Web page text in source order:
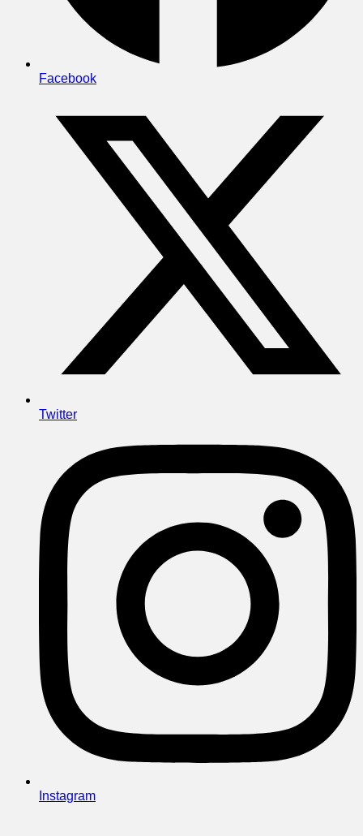
Facebook
Twitter
Instagram